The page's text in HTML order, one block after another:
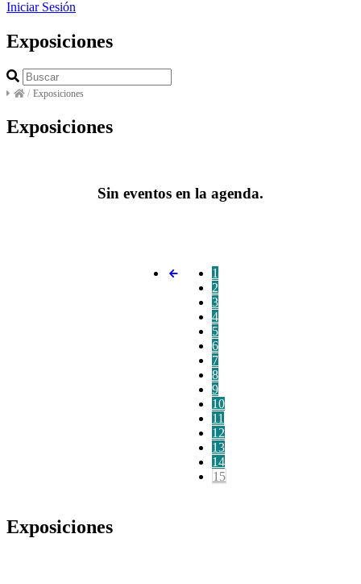
Iniciar Sesión
Exposiciones
/ Exposiciones
Exposiciones
Sin eventos en la agenda.
1
2
3
4
5
6
7
8
9
10
11
12
13
14
15
Exposiciones